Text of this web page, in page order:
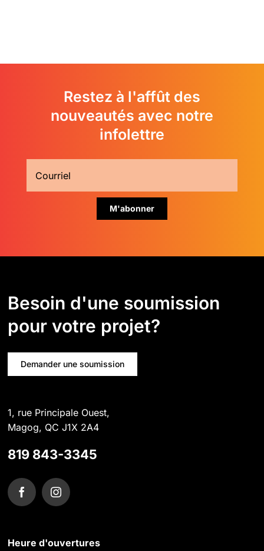
Restez à l'affût des
nouveautés avec notre
infolettre
Besoin d'une soumission
pour votre projet?
Demander une soumission
1, rue Principale Ouest,
Magog, QC J1X 2A4
819 843-3345
Heure d'ouvertures